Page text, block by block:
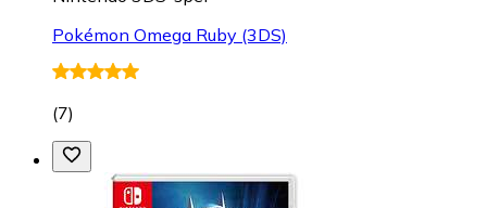
Pokémon Omega Ruby (3DS)
(7)